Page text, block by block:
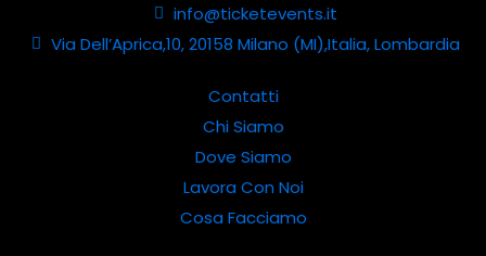
info@ticketevents.it
Via Dell’Aprica,10, 20158 Milano (MI),Italia, Lombardia
Contatti
Chi Siamo
Dove Siamo
Lavora Con Noi
Cosa Facciamo